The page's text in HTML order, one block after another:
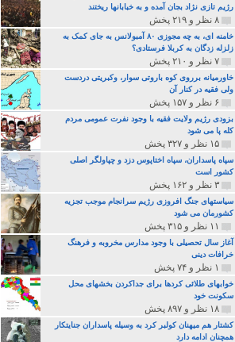
رژیم تازی نژاد بجان آمده و به خبابانها ریختند
۸ نظر و ۲۱۹ پخش
خامنه ای، به چه مجوزی ۸۰ آمبولانس به جای کمک به
زلزله زدگان به کربلا فرستادی؟
۷ نظر و ۲۱۰ پخش
خاورمیانه برروی کوه باروتی سوار، وکبریتی دردست
ولی فقیه در کنار آن
۶ نظر و ۱۵۷ پخش
بزودی رژیم ولایت فقیه با وجود نفرت عمومی مردم
کله پا می شود
۱۵ نظر و ۳۲۷ پخش
سپاه پاسداران، سپاه اختاپوس دزد و چپاولگر اصلی
کشور است
۳ نظر و ۱۶۲ پخش
سیاستهای جنگ افروزی رژیم سرانجام موجب تجزیه
کشورمان می شود
۱۱ نظر و ۳۱۵ پخش
آغاز سال تحصیلی با وجود مدارس مخروبه و فرهنگ
خرافات دینی
۱ نظر و ۷۴ پخش
خوابهای طلائی کردها برای جداکردن بخشهای محل
سکونت خود
۱۸ نظر و ۸۹۷ پخش
کشتار هم میهنان کولبر کرد به وسیله پاسداران جنایتکار
همچنان ادامه دارد